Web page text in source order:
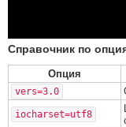
Справочник по
Опция
vers=3.0
iocharset=utf8